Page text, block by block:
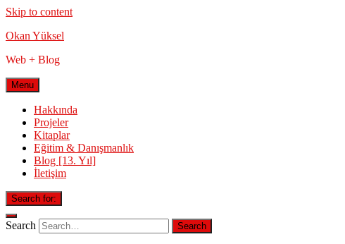
Skip to content
Okan Yüksel
Web + Blog
Menu
Hakkında
Projeler
Kitaplar
Eğitim & Danışmanlık
Blog [13. Yıl]
İletişim
Search for:
Search